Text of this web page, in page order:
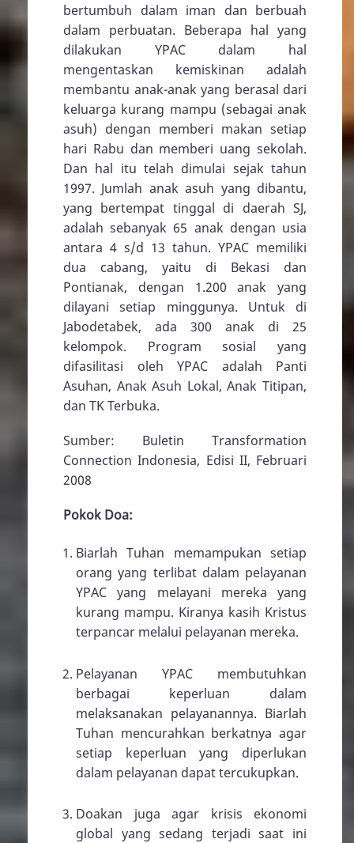
bertumbuh dalam iman dan berbuah
dalam perbuatan. Beberapa hal yang
dilakukan YPAC dalam hal
mengentaskan kemiskinan adalah
membantu anak-anak yang berasal dari
keluarga kurang mampu (sebagai anak
asuh) dengan memberi makan setiap
hari Rabu dan memberi uang sekolah.
Dan hal itu telah dimulai sejak tahun
1997. Jumlah anak asuh yang dibantu,
yang bertempat tinggal di daerah SJ,
adalah sebanyak 65 anak dengan usia
antara 4 s/d 13 tahun. YPAC memiliki
dua cabang, yaitu di Bekasi dan
Pontianak, dengan 1.200 anak yang
dilayani setiap minggunya. Untuk di
Jabodetabek, ada 300 anak di 25
kelompok. Program sosial yang
difasilitasi oleh YPAC adalah Panti
Asuhan, Anak Asuh Lokal, Anak Titipan,
dan TK Terbuka.
Sumber: Buletin Transformation
Connection Indonesia, Edisi II, Februari
2008
Pokok Doa:
Biarlah Tuhan memampukan setiap
orang yang terlibat dalam pelayanan
YPAC yang melayani mereka yang
kurang mampu. Kiranya kasih Kristus
terpancar melalui pelayanan mereka.
Pelayanan YPAC membutuhkan
berbagai keperluan dalam
melaksanakan pelayanannya. Biarlah
Tuhan mencurahkan berkatnya agar
setiap keperluan yang diperlukan
dalam pelayanan dapat tercukupkan.
Doakan juga agar krisis ekonomi
global yang sedang terjadi saat ini